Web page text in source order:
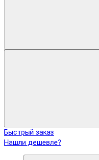
Быстрый заказ
Нашли дешевле?